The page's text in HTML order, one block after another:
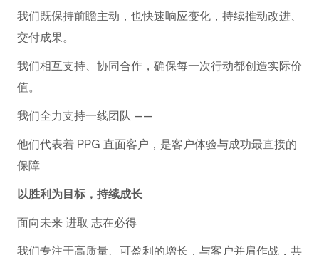
我们既保持前瞻主动，也快速响应变化，持续推动改进、
交付成果。
我们相互支持、协同合作，确保每一次行动都创造实际价
值。
我们全力支持一线团队 ——
他们代表着 PPG 直面客户，是客户体验与成功最直接的
保障
以胜利为目标，持续成长
面向未来 进取 志在必得
我们专注于高质量、可盈利的增长，与客户并肩作战，共